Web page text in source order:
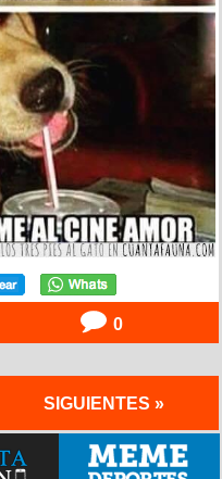
0
SIGUIENTES »